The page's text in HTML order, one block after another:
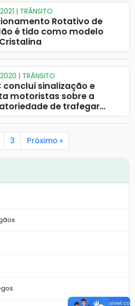
| TRÂNSITO
Rotativo de
é tido como modelo
| TRÂNSITO
conclui sinalização e
motoristas sobre a
de trafegar
3 Próximo »